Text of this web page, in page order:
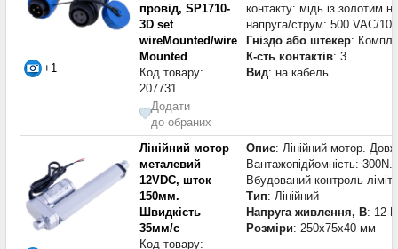
+1
провід, SP1710-
3D set
wireMounted/wire
Mounted
Код товару:
207731
Додати
до обраних
контакту: мідь із золотим
напруга/струм: 500 VAC/10
Гніздо або штекер:
К-сть контактів: 3
Вид: на кабель
Лінійний мотор
металевий
12VDC, шток
150мм.
Швидкість
35мм/с
Код товару:
Опис: Лінійний мотор.
Вантажопідйомність:
Вбудований контроль
Тип: Лінійний
Напруга живлення, В: 12 В
Розміри: 250x75x40 мм